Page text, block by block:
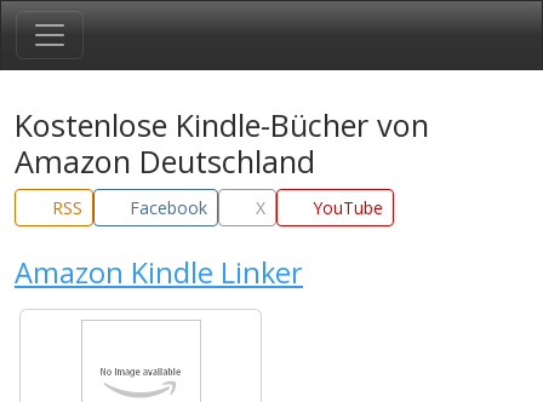
Kostenlose Kindle-Bücher von
Amazon Deutschland
RSS Facebook X YouTube
Amazon Kindle Linker